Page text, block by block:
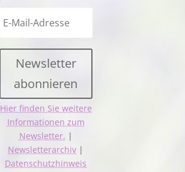
Newsletter
abonnieren
Hier finden Sie weitere
Informationen zum
Newsletter. |
Newsletterarchiv |
Datenschutzhinweis